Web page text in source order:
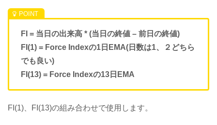
FI = 当日の出来高 * (当日の終値 – 前日の終値)
FI(1) = Force Indexの1日EMA(日数は1、２どちら
でも良い)
FI(13) = Force Indexの13日EMA
FI(1)、FI(13)の組み合わせで使用します。